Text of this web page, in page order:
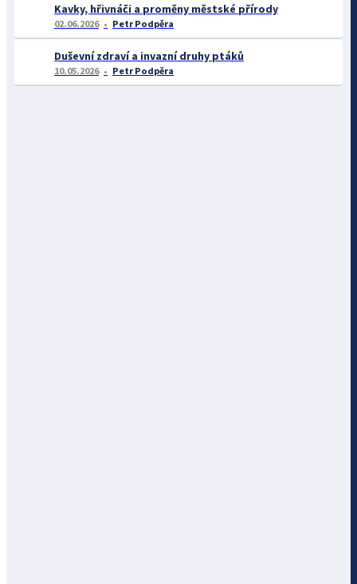
Kavky, hřivnáči a proměny městské přírody
02.06.2026 Petr Podpěra
Duševní zdraví a invazní druhy ptáků
10.05.2026 Petr Podpěra